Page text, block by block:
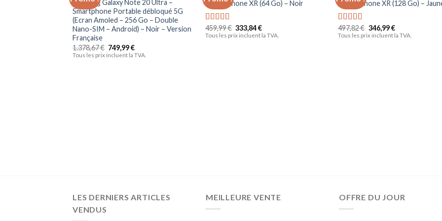
à la liste
d’envies
Samsung Galaxy Note 20 Ultra –
Smartphone Portable débloqué 5G
(Ecran Amoled – 256 Go – Double
Nano-SIM – Android) – Noir – Version
Française
1.378,67€ 749,99€
Tous les prix incluent la TVA.
à la liste
Apple iPhone XR (64 Go) – Noir
Note5.00
sur 5
459,99€ 333,84€
Tous les prix incluent la TVA.
à la
Apple iPhone XR (128 Go) –
Note5.00
sur 5
497,82€ 346,99€
Tous les prix incluent la TVA.
LES DERNIERS ARTICLES
VENDUS
MEILLEURE VENTE OFFRE DU JOUR